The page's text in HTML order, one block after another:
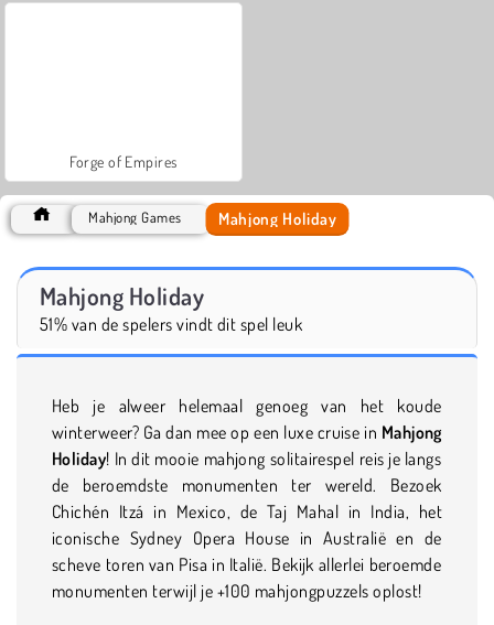
Forge of Empires
Mahjong Games Mahjong Holiday
Mahjong Holiday
51% van de spelers vindt dit spel leuk
Heb je alweer helemaal genoeg van het koude
winterweer? Ga dan mee op een luxe cruise in Mahjong
Holiday! In dit mooie mahjong solitairespel reis je langs
de beroemdste monumenten ter wereld. Bezoek
Chichén Itzá in Mexico, de Taj Mahal in India, het
iconische Sydney Opera House in Australië en de
scheve toren van Pisa in Italië. Bekijk allerlei beroemde
monumenten terwijl je +100 mahjongpuzzels oplost!